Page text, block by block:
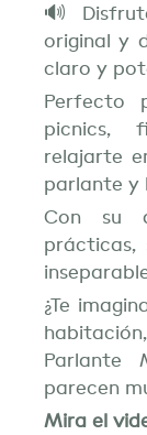
🔊
original y
claro y
Perfecto
picnics,
relajarte
parlante y
Con su
prácticas,
¿Te
Parlante
parecen
Mira el